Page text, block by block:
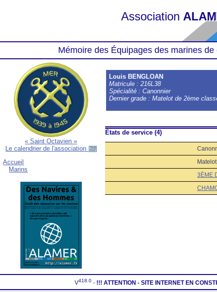
Association
Mémoire des Équipages des marines
« Saint Octavien »
Le calendrier de l'association
Accueil
Marins
Louis BENGLOAN
Matricule : 216L38
Spécialité : Canonnier
Dernier grade : Matelot de 2ème
États de service (4)
3ÈME
V418.0 - !!! ATTENTION - SITE INTERNET EN